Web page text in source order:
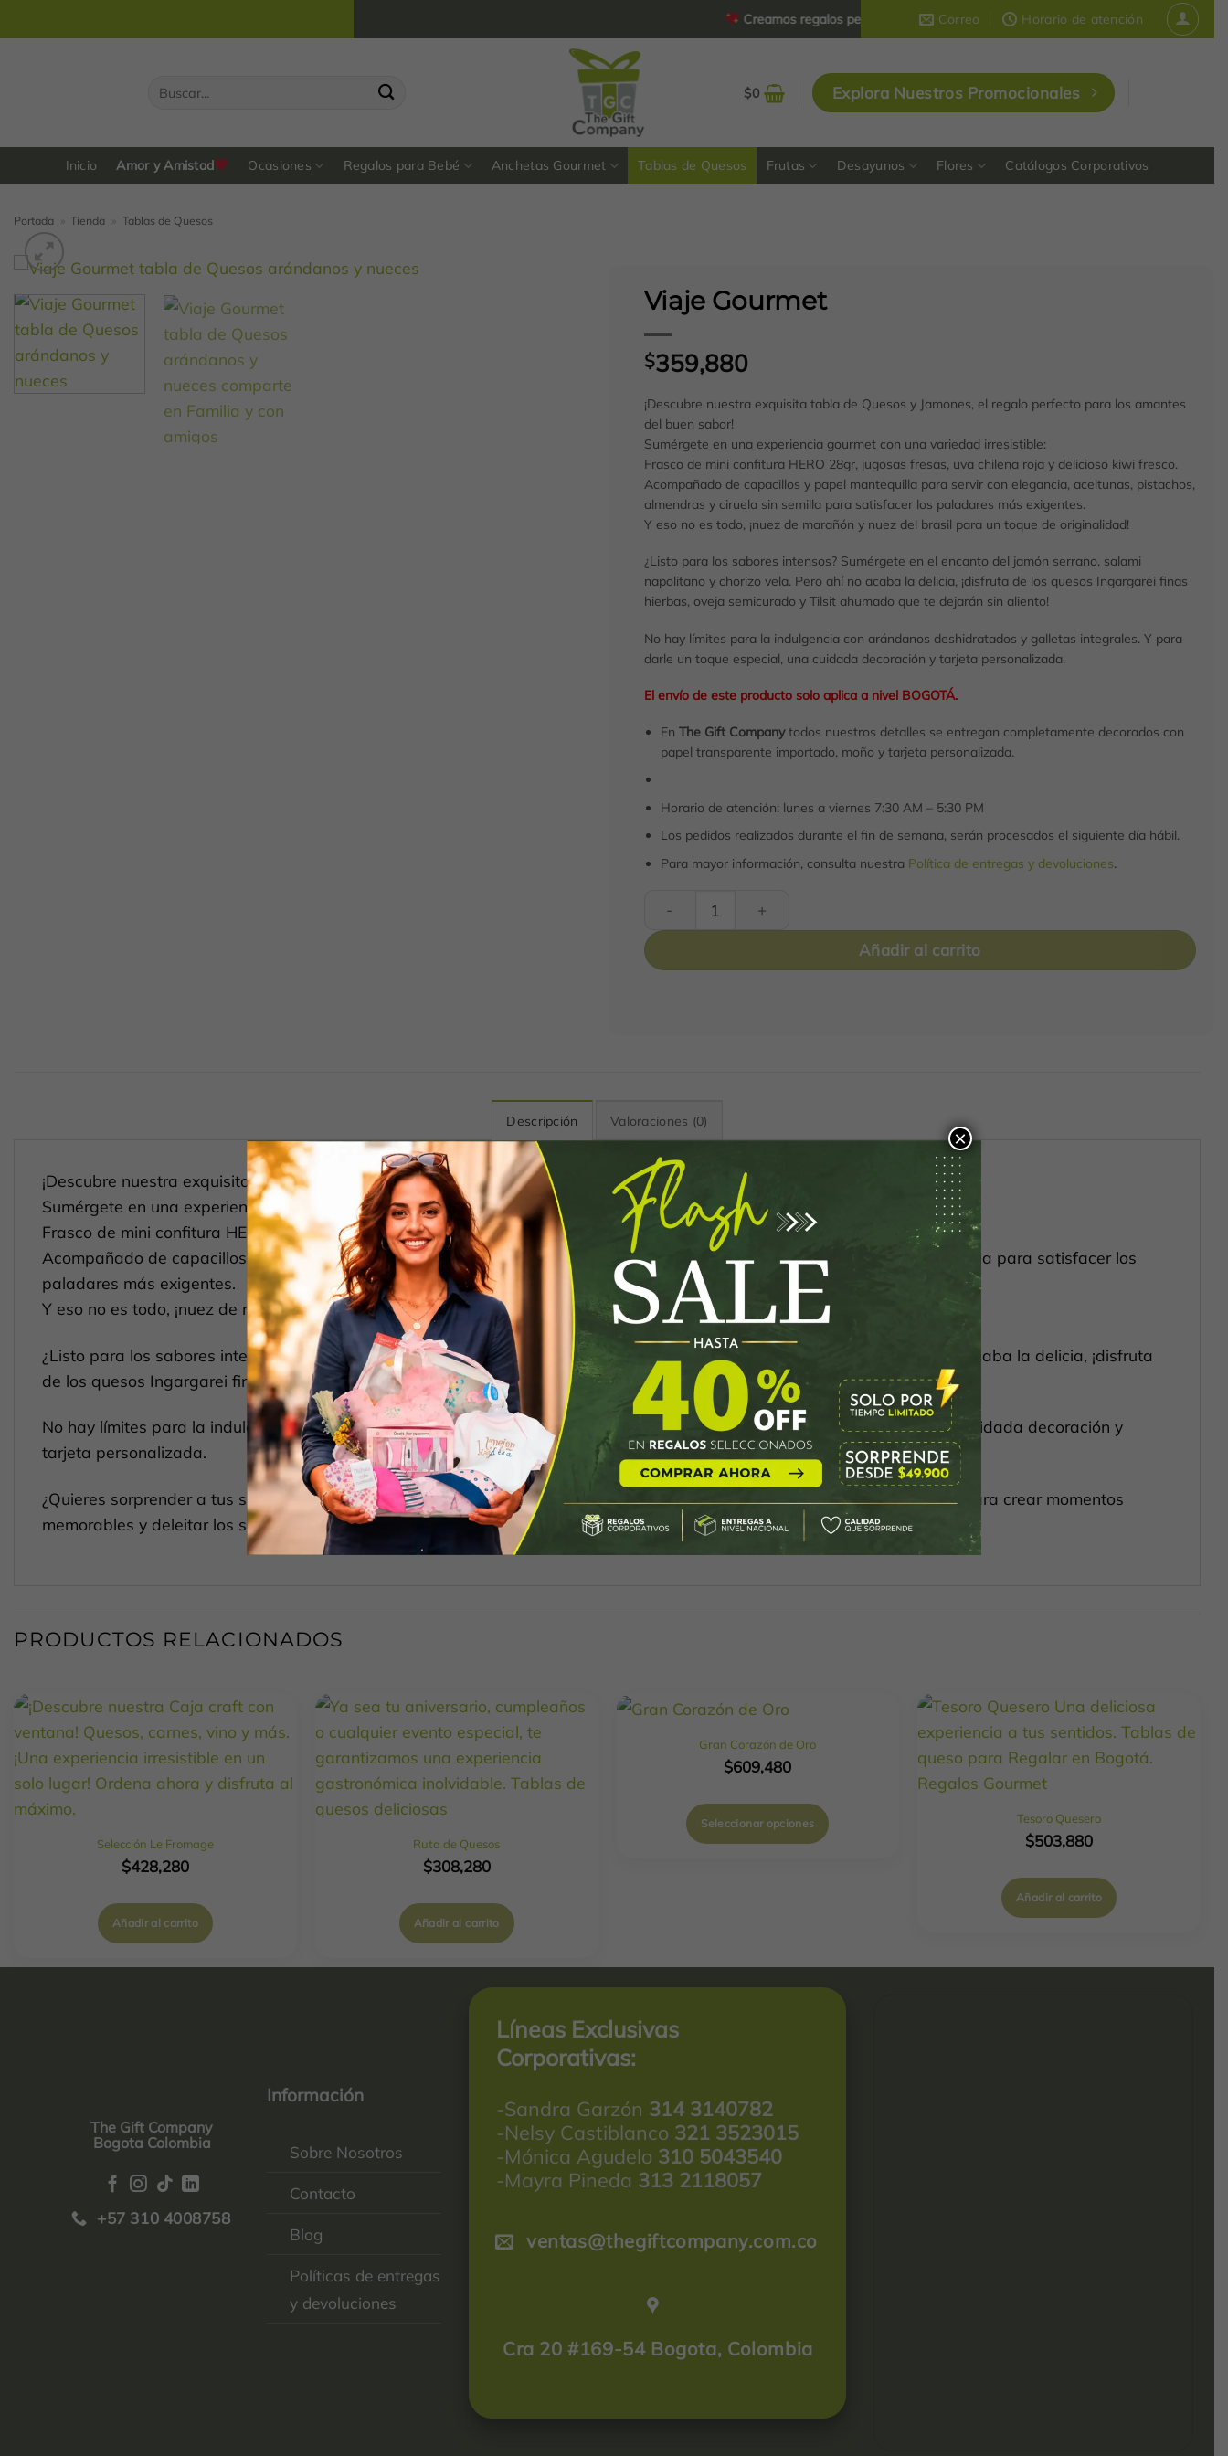
al
Creamos regalos personalizados y corporativos que dejan huella en Colombia
Correo Horario de atención
$0 Explora Nuestros Promocionales
Inicio Amor y Amistad Ocasiones Regalos para Bebé Anchetas Gourmet Tablas de Quesos Frutas Desayunos Flores Catálogos Corporativos
Portada » Tienda » Tablas de Quesos
Viaje Gourmet
$359,880
¡Descubre nuestra exquisita tabla de Quesos y Jamones, el regalo perfecto para los amantes
del buen sabor!
Sumérgete en una experiencia gourmet con una variedad irresistible:
Frasco de mini confitura HERO 28gr, jugosas fresas, uva chilena roja y delicioso kiwi fresco.
Acompañado de capacillos y papel mantequilla para servir con elegancia, aceitunas, pistachos,
almendras y ciruela sin semilla para satisfacer los paladares más exigentes.
Y eso no es todo, ¡nuez de marañón y nuez del brasil para un toque de originalidad!
¿Listo para los sabores intensos? Sumérgete en el encanto del jamón serrano, salami
napolitano y chorizo vela. Pero ahí no acaba la delicia, ¡disfruta de los quesos Ingargarei finas
hierbas, oveja semicurado y Tilsit ahumado que te dejarán sin aliento!
No hay límites para la indulgencia con arándanos deshidratados y galletas integrales. Y para
darle un toque especial, una cuidada decoración y tarjeta personalizada.
El envío de este producto solo aplica a nivel BOGOTÁ.
En The Gift Companytodos nuestros detalles se entregan completamente decorados con
papel transparente importado, moño y tarjeta personalizada.
Horario de atención: lunes a viernes 7:30 AM – 5:30 PM
Los pedidos realizados durante el fin de semana, serán procesados el siguiente día hábil.
Para mayor información, consulta nuestra Política de entregas y devoluciones.
Añadir al carrito
Descripción Valoraciones (0)
¡Descubre nuestra exquisita tabla de Quesos y Jamones, el regalo perfecto para los amantes del buen sabor!
Sumérgete en una experiencia gourmet con una variedad irresistible:
Frasco de mini confitura HERO 28gr, jugosas fresas, uva chilena roja y delicioso kiwi fresco.
Acompañado de capacillos y papel mantequilla para servir con elegancia, aceitunas, pistachos, almendras y ciruela sin semilla para satisfacer los
paladares más exigentes.
Y eso no es todo, ¡nuez de marañón y nuez del brasil para un toque de originalidad!
¿Listo para los sabores intensos? Sumérgete en el encanto del jamón serrano, salami napolitano y chorizo vela. Pero ahí no acaba la delicia, ¡disfruta
de los quesos Ingargarei finas hierbas, oveja semicurado y Tilsit ahumado que te dejarán sin aliento!
No hay límites para la indulgencia con arándanos deshidratados y galletas integrales. Y para darle un toque especial, una cuidada decoración y
tarjeta personalizada.
¿Quieres sorprender a tus seres queridos o impresionar a tus clientes? ¡Nuestra tabla de cocina tiene todo lo que necesitas para crear momentos
memorables y deleitar los sentidos con auténtico sabor gourmet!
PRODUCTOS RELACIONADOS
Selección Le Fromage
$428,280
Añadir al carrito
Ruta de Quesos
$308,280
Añadir al carrito
Gran Corazón de Oro
$609,480
Seleccionar opciones Tesoro Quesero
$503,880
Añadir al carrito
The Gift Company
Bogota Colombia
+57 310 4008758
Información
Sobre Nosotros
Contacto
Blog
Políticas de entregas
y devoluciones
Líneas Exclusivas
Corporativas:
-Sandra Garzón 314 3140782
-Nelsy Castiblanco 321 3523015
-Mónica Agudelo 310 5043540
-Mayra Pineda 313 2118057
ventas@thegiftcompany.com.co
Cra 20 #169-54 Bogota, Colombia
×